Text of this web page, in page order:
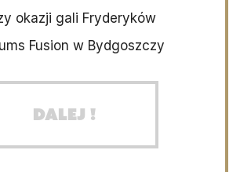
okazji gali Fryderyków
Fusion w Bydgoszczy
Dalej !